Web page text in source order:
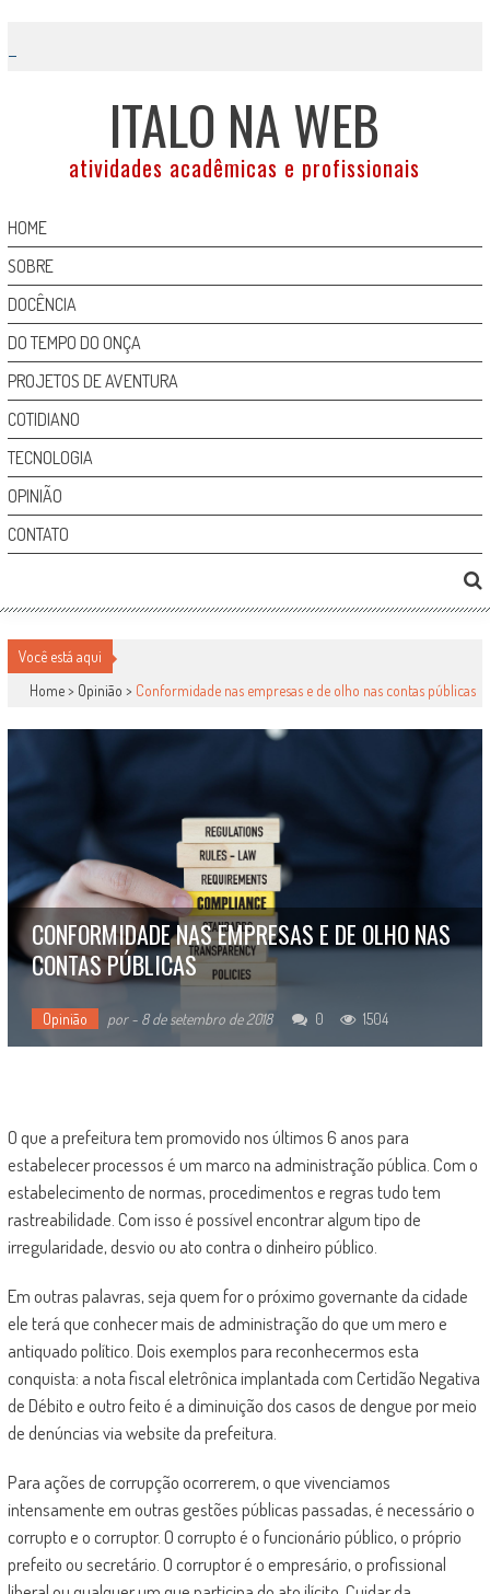
content
ITALO NA WEB
atividades acadêmicas e profissionais
HOME
SOBRE
DOCÊNCIA
DO TEMPO DO ONÇA
PROJETOS DE AVENTURA
COTIDIANO
TECNOLOGIA
OPINIÃO
CONTATO
Você está aqui
Home > Opinião > Conformidade nas empresas e de olho nas contas públicas
CONFORMIDADE NAS EMPRESAS E DE OLHO NAS
CONTAS PÚBLICAS
Opinião por- 8 de setembro de 2018 0 1504
O que a prefeitura tem promovido nos últimos 6 anos para
estabelecer processos é um marco na administração pública. Com o
estabelecimento de normas, procedimentos e regras tudo tem
rastreabilidade. Com isso é possível encontrar algum tipo de
irregularidade, desvio ou ato contra o dinheiro público.
Em outras palavras, seja quem for o próximo governante da cidade
ele terá que conhecer mais de administração do que um mero e
antiquado político. Dois exemplos para reconhecermos esta
conquista: a nota fiscal eletrônica implantada com Certidão Negativa
de Débito e outro feito é a diminuição dos casos de dengue por meio
de denúncias via website da prefeitura.
Para ações de corrupção ocorrerem, o que vivenciamos
intensamente em outras gestões públicas passadas, é necessário o
corrupto e o corruptor. O corrupto é o funcionário público, o próprio
prefeito ou secretário. O corruptor é o empresário, o profissional